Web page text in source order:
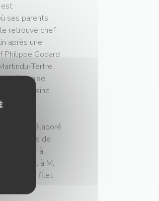
est
ses parents
le retrouve chef
après une
Philippe Godard
Tertre
sénonaise.
vraie cuisine
plus élaboré
des envies de
boulgour à
clin d’œil à M.
entre un filet